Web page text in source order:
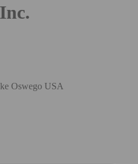
Oswego USA